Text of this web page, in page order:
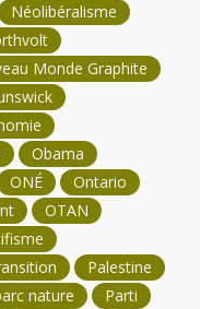
Néolibéralisme
Monde Graphite
Obama
ONÉ
Ontario
OTAN
Palestine
nature
Parti